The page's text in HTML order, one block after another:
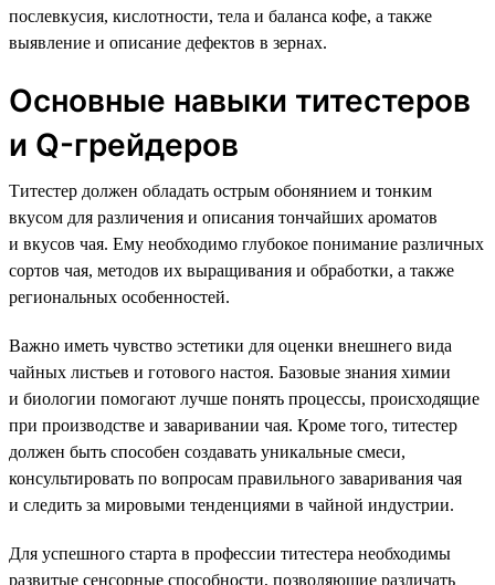
послевкусия, кислотности, тела и баланса кофе, а также
выявление и описание дефектов в зернах.
Основные навыки титестеров
и Q-грейдеров
Титестер должен обладать острым обонянием и тонким
вкусом для различения и описания тончайших ароматов
и вкусов чая. Ему необходимо глубокое понимание различных
сортов чая, методов их выращивания и обработки, а также
региональных особенностей.
Важно иметь чувство эстетики для оценки внешнего вида
чайных листьев и готового настоя. Базовые знания химии
и биологии помогают лучше понять процессы, происходящие
при производстве и заваривании чая. Кроме того, титестер
должен быть способен создавать уникальные смеси,
консультировать по вопросам правильного заваривания чая
и следить за мировыми тенденциями в чайной индустрии.
Для успешного старта в профессии титестера необходимы
развитые сенсорные способности, позволяющие различать